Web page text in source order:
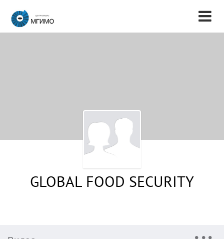
GLOBAL FOOD SECURITY